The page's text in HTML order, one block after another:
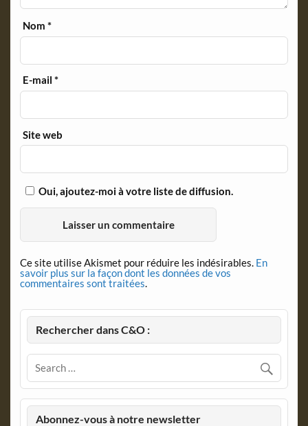
Nom*
E-mail*
Site web
Oui, ajoutez-moi à votre liste de diffusion.
Ce site utilise Akismet pour réduire les indésirables. En
savoir plus sur la façon dont les données de vos
commentaires sont traitées.
Rechercher dans C&O :
Abonnez-vous à notre newsletter